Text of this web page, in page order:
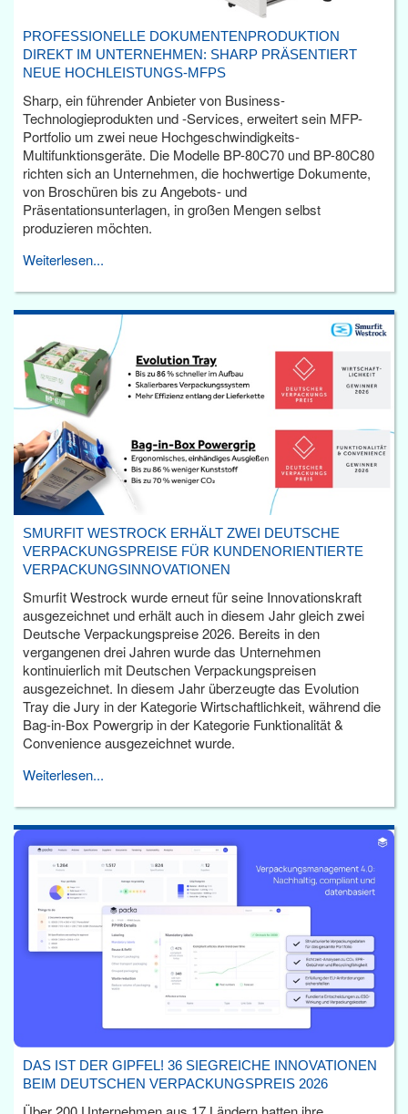
PROFESSIONELLE DOKUMENTENPRODUKTION
DIREKT IM UNTERNEHMEN: SHARP PRÄSENTIERT
NEUE HOCHLEISTUNGS-MFPS
Sharp, ein führender Anbieter von Business-
Technologieprodukten und -Services, erweitert sein MFP-
Portfolio um zwei neue Hochgeschwindigkeits-
Multifunktionsgeräte. Die Modelle BP-80C70 und BP-80C80
richten sich an Unternehmen, die hochwertige Dokumente,
von Broschüren bis zu Angebots- und
Präsentationsunterlagen, in großen Mengen selbst
produzieren möchten.
Weiterlesen...
SMURFIT WESTROCK ERHÄLT ZWEI DEUTSCHE
VERPACKUNGSPREISE FÜR KUNDENORIENTIERTE
VERPACKUNGSINNOVATIONEN
Smurfit Westrock wurde erneut für seine Innovationskraft
ausgezeichnet und erhält auch in diesem Jahr gleich zwei
Deutsche Verpackungspreise 2026. Bereits in den
vergangenen drei Jahren wurde das Unternehmen
kontinuierlich mit Deutschen Verpackungspreisen
ausgezeichnet. In diesem Jahr überzeugte das Evolution
Tray die Jury in der Kategorie Wirtschaftlichkeit, während die
Bag-in-Box Powergrip in der Kategorie Funktionalität &
Convenience ausgezeichnet wurde.
Weiterlesen...
DAS IST DER GIPFEL! 36 SIEGREICHE INNOVATIONEN
BEIM DEUTSCHEN VERPACKUNGSPREIS 2026